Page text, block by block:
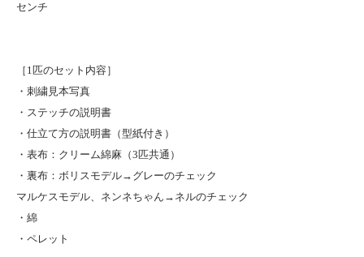
センチ
［1匹のセット内容］
・刺繍見本写真
・ステッチの説明書
・仕立て方の説明書（型紙付き）
・表布：クリーム綿麻（3匹共通）
・裏布：ボリスモデル→グレーのチェック
マルケスモデル、ネンネちゃん→ネルのチェック
・綿
・ペレット